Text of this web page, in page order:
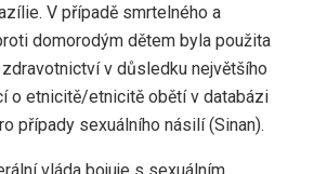
V případě smrtelného a
domorodým dětem byla použita
v důsledku největšího
o etnicitě/etnicitě obětí v databázi
případy sexuálního násilí (Sinan).